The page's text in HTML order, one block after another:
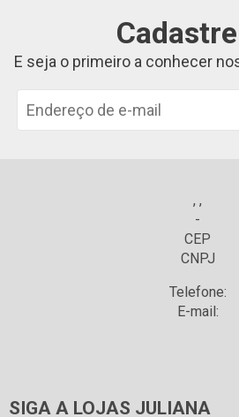
E seja o primeiro a conhecer
, ,
-
CEP
CNPJ
Telefone:
E-mail:
SIGA A LOJAS JULIANA